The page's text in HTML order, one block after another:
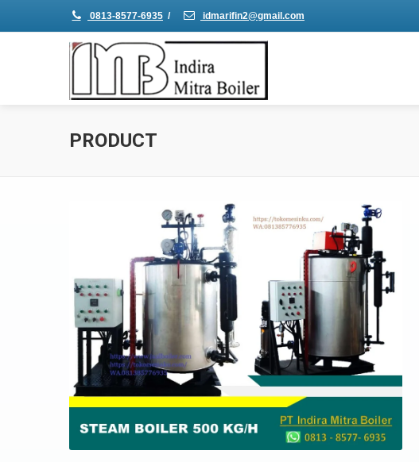
0813-8577-6935 / idmarifin2@gmail.com
PRODUCT